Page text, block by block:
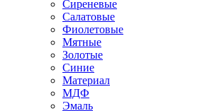
Сиреневые
Салатовые
Фиолетовые
Мятные
Золотые
Синие
Материал
МДФ
Эмаль